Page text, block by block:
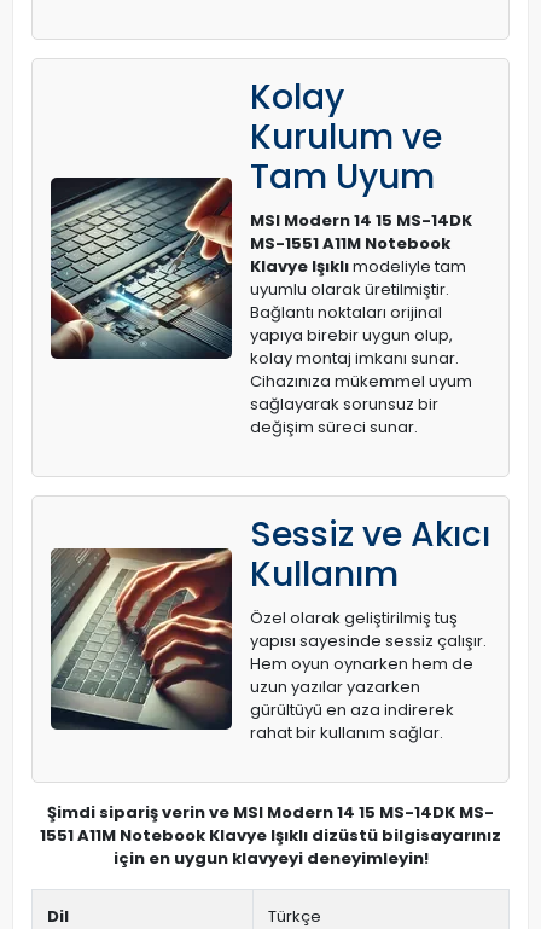
Kolay
Kurulum ve
Tam Uyum
MSI Modern 14 15 MS-14DK
MS-1551 A11M Notebook
Klavye Işıklımodeliyle tam
uyumlu olarak üretilmiştir.
Bağlantı noktaları orijinal
yapıya birebir uygun olup,
kolay montaj imkanı sunar.
Cihazınıza mükemmel uyum
sağlayarak sorunsuz bir
değişim süreci sunar.
Sessiz ve Akıcı
Kullanım
Özel olarak geliştirilmiş tuş
yapısı sayesinde sessiz çalışır.
Hem oyun oynarken hem de
uzun yazılar yazarken
gürültüyü en aza indirerek
rahat bir kullanım sağlar.
Şimdi sipariş verin ve MSI Modern 14 15 MS-14DK MS-
1551 A11M Notebook Klavye Işıklı dizüstü bilgisayarınız
için en uygun klavyeyi deneyimleyin!
Dil Türkçe